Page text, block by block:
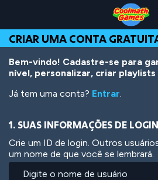
Top
of
Page
Navigation
Main
Content
Footer
o
conteúdo
principal
CRIAR UMA CONTA
Bem-vindo! Cadastre-se para
nível, personalizar, criar playlists
Já tem uma conta? Entrar.
1. SUAS INFORMAÇÕES DE LOGIN
Crie um ID de login. Outros
um nome de que você se lembrará.